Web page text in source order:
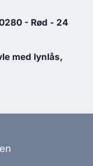
- Rød - 24
med lynlås,
kr..